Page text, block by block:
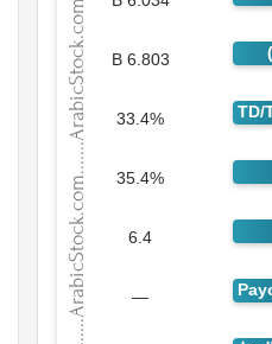
6.803 B
33.4%
35.4%
6.4
—